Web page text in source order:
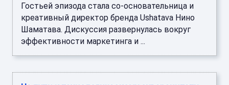
Гостьей эпизода стала со-основательница и
креативный директор бренда Ushatava Нино
Шаматава. Дискуссия развернулась вокруг
эффективности маркетинга и ...